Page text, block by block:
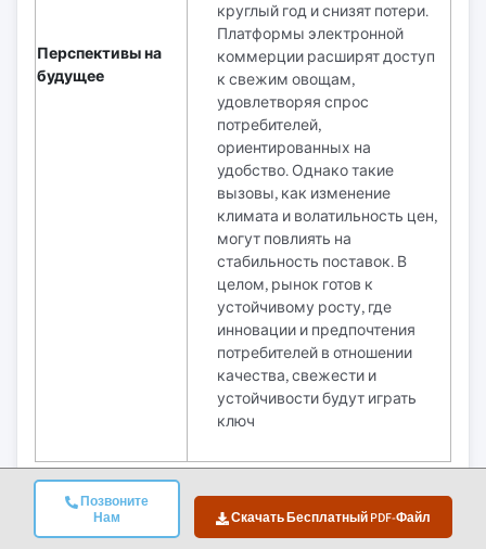
Позвоните
Нам
Скачать Бесплатный PDF-Файл
Перспективы на
будущее
круглый год и снизят потери.
Платформы электронной
коммерции расширят доступ
к свежим овощам,
удовлетворяя спрос
потребителей,
ориентированных на
удобство. Однако такие
вызовы, как изменение
климата и волатильность цен,
могут повлиять на
стабильность поставок. В
целом, рынок готов к
устойчивому росту, где
инновации и предпочтения
потребителей в отношении
качества, свежести и
устойчивости будут играть
ключ
Каковы возможности роста на этом рынке?
Скачать бесплатный PDF-файл